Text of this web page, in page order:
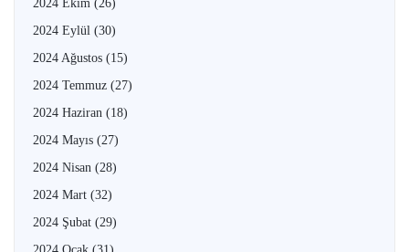
2024 Ekim (26)
2024 Eylül (30)
2024 Ağustos (15)
2024 Temmuz (27)
2024 Haziran (18)
2024 Mayıs (27)
2024 Nisan (28)
2024 Mart (32)
2024 Şubat (29)